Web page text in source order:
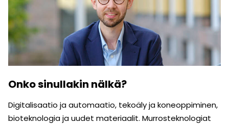
Onko sinullakin nälkä?
Digitalisaatio ja automaatio, tekoäly ja koneoppiminen,
bioteknologia ja uudet materiaalit. Murrosteknologiat